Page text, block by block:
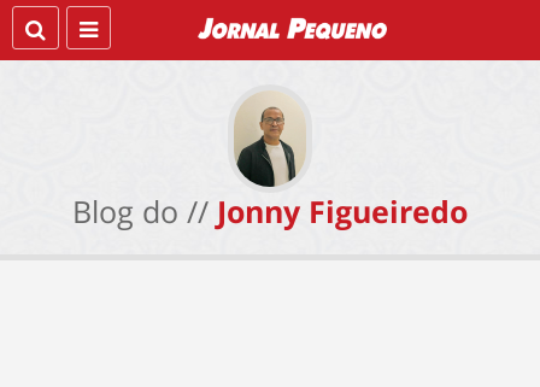
Blog do // Jonny Figueiredo